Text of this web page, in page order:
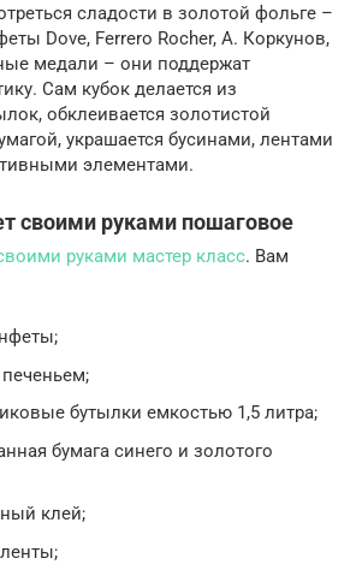
сладости в золотой фольге –
Dove, Ferrero Rocher, А. Коркунов,
медали – они поддержат
Сам кубок делается из
обклеивается золотистой
украшается бусинами, лентами
элементами.
своими руками пошаговое
руками мастер класс. Вам
бутылки емкостью 1,5 литра;
бумага синего и золотого
клей;